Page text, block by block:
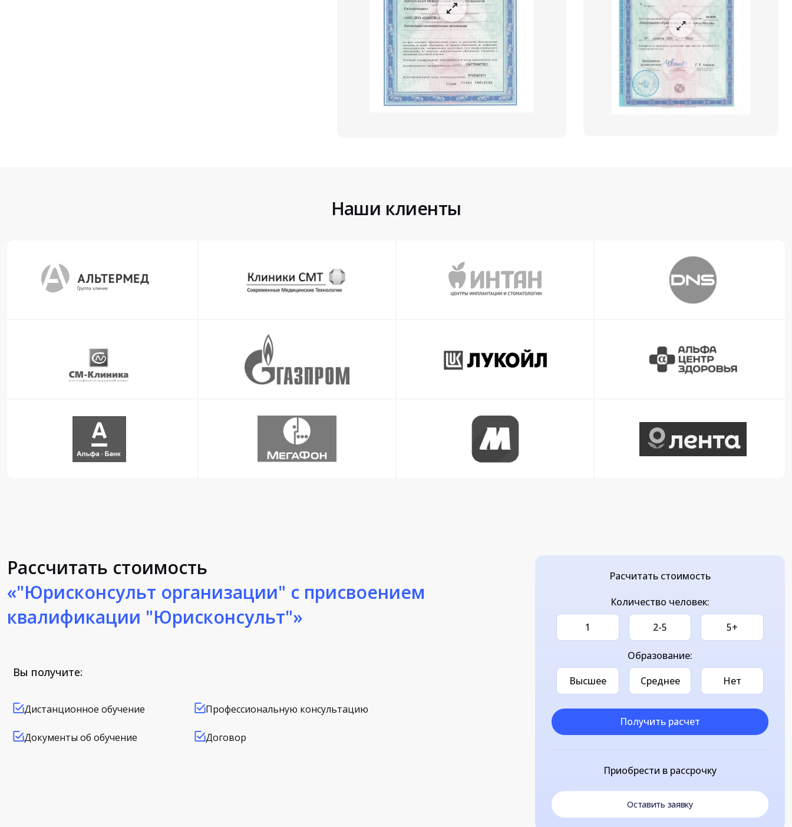
Наши клиенты
Рассчитать стоимость
«"Юрисконсульт организации" с присвоением
квалификации "Юрисконсульт"»
Вы получите:
Дистанционное обучение Профессиональную консультацию
Документы об обучение Договор
Расчитать стоимость
Количество человек:
1
2-5 5+
Образование:
Высшее
Среднее Нет
Получить расчет
Приобрести в рассрочку
Оставить заявку